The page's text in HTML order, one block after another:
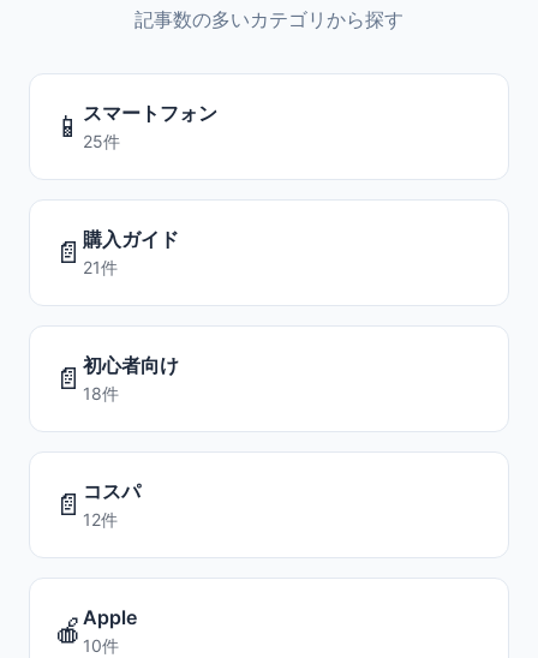
記事数の多いカテゴリから探す
📱 スマートフォン
25件
📄 購入ガイド
21件
📄 初心者向け
18件
📄 コスパ
12件
🍎 Apple
10件